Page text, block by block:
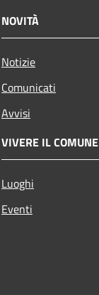
NOVITÀ
Notizie
Comunicati
Avvisi
VIVERE IL COMUNE
Luoghi
Eventi